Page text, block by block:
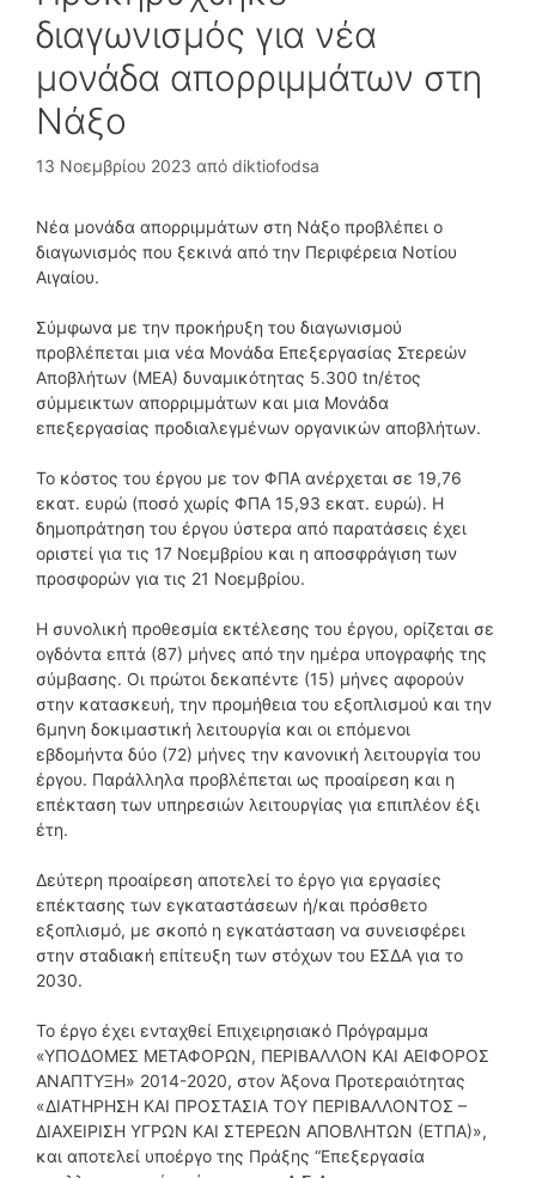
διαγωνισμός για νέα
μονάδα απορριμμάτων στη
Νάξο
13 Νοεμβρίου 2023 από diktiofodsa
Νέα μονάδα απορριμμάτων στη Νάξο προβλέπει ο
διαγωνισμός που ξεκινά από την Περιφέρεια Νοτίου
Αιγαίου.
Σύμφωνα με την προκήρυξη του διαγωνισμού
προβλέπεται μια νέα Μονάδα Επεξεργασίας Στερεών
Αποβλήτων (ΜΕΑ) δυναμικότητας 5.300 tn/έτος
σύμμεικτων απορριμμάτων και μια Μονάδα
επεξεργασίας προδιαλεγμένων οργανικών αποβλήτων.
Το κόστος του έργου με τον ΦΠΑ ανέρχεται σε 19,76
εκατ. ευρώ (ποσό χωρίς ΦΠΑ 15,93 εκατ. ευρώ). Η
δημοπράτηση του έργου ύστερα από παρατάσεις έχει
οριστεί για τις 17 Νοεμβρίου και η αποσφράγιση των
προσφορών για τις 21 Νοεμβρίου.
Η συνολική προθεσμία εκτέλεσης του έργου, ορίζεται σε
ογδόντα επτά (87) μήνες από την ημέρα υπογραφής της
σύμβασης. Οι πρώτοι δεκαπέντε (15) μήνες αφορούν
στην κατασκευή, την προμήθεια του εξοπλισμού και την
6μηνη δοκιμαστική λειτουργία και οι επόμενοι
εβδομήντα δύο (72) μήνες την κανονική λειτουργία του
έργου. Παράλληλα προβλέπεται ως προαίρεση και η
επέκταση των υπηρεσιών λειτουργίας για επιπλέον έξι
έτη.
Δεύτερη προαίρεση αποτελεί το έργο για εργασίες
επέκτασης των εγκαταστάσεων ή/και πρόσθετο
εξοπλισμό, με σκοπό η εγκατάσταση να συνεισφέρει
στην σταδιακή επίτευξη των στόχων του ΕΣΔΑ για το
2030.
Το έργο έχει ενταχθεί Επιχειρησιακό Πρόγραμμα
«ΥΠΟΔΟΜΕΣ ΜΕΤΑΦΟΡΩΝ, ΠΕΡΙΒΑΛΛΟΝ ΚΑΙ ΑΕΙΦΟΡΟΣ
ΑΝΑΠΤΥΞΗ» 2014-2020, στον Άξονα Προτεραιότητας
«ΔΙΑΤΗΡΗΣΗ ΚΑΙ ΠΡΟΣΤΑΣΙΑ ΤΟΥ ΠΕΡΙΒΑΛΛΟΝΤΟΣ –
ΔΙΑΧΕΙΡΙΣΗ ΥΓΡΩΝ ΚΑΙ ΣΤΕΡΕΩΝ ΑΠΟΒΛΗΤΩΝ (ΕΤΠΑ)»,
και αποτελεί υποέργο της Πράξης “Επεξεργασία